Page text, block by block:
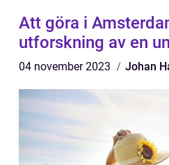
Att göra i
utforskning av en
04 november 2023 Johan